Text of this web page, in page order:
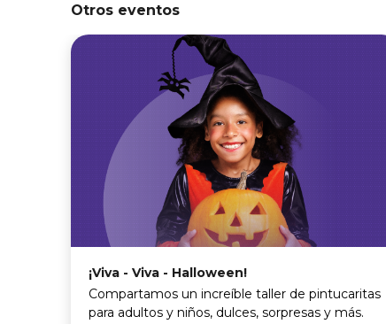
Otros eventos
¡Viva - Viva - Halloween!
Compartamos un increíble taller de pintucaritas
para adultos y niños, dulces, sorpresas y más.